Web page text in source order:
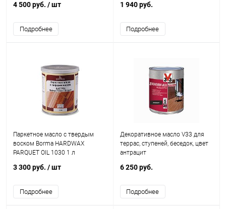
4 500 руб. / шт
Подробнее
1 940 руб.
Подробнее
Паркетное масло с твердым
воском Borma HARDWAX
PARQUET OIL 1030 1 л
3 300 руб. / шт
Подробнее
Декоративное масло V33 для
террас, ступеней, беседок, цвет
антрацит
6 250 руб.
Подробнее